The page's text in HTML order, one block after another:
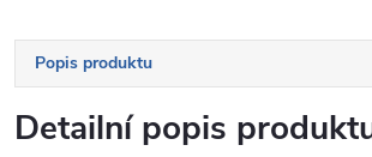
Popis produktu
Detailní popis